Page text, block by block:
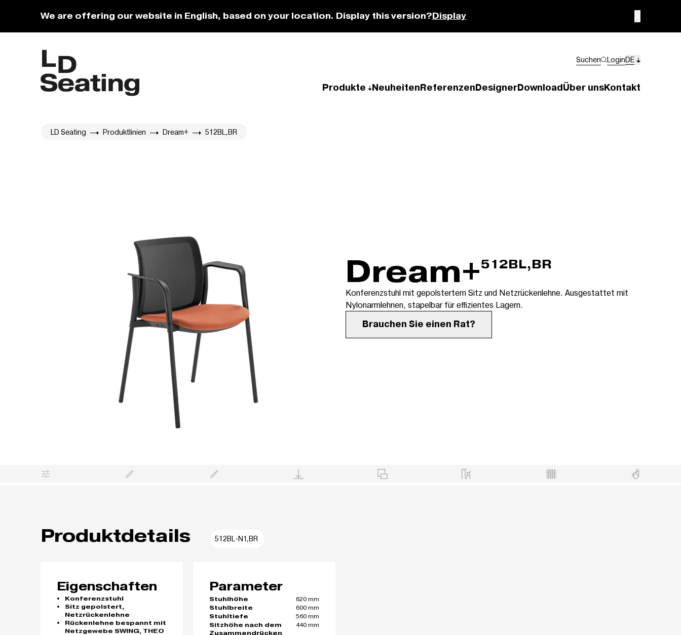
We are offering our website in English, based on your location. Display this version?Display
Suchen LoginDE
Produkte NeuheitenReferenzenDesignerDownloadÜber unsKontakt
LD Seating Produktlinien Dream+ 512BL,BR
Dream+512BL,BR
Konferenzstuhl mit gepolstertem Sitz und Netzrückenlehne. Ausgestattet mit
Nylonarmlehnen, stapelbar für effizientes Lagern.
Brauchen Sie einen Rat?
Produktdetails 512BL-N1,BR
Eigenschaften
Konferenzstuhl
Sitz gepolstert,
Netzrückenlehne
Rückenlehne bespannt mit
Netzgewebe SWING, THEO
Parameter
Stuhlhöhe
820 mm
Stuhlbreite
600 mm
Stuhltiefe
560 mm
Sitzhöhe nach dem
Zusammendrücken
440 mm